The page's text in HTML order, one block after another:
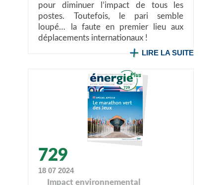
pour diminuer l’impact de tous les
postes. Toutefois, le pari semble
loupé… la faute en premier lieu aux
déplacements internationaux !
LIRE LA SUITE
729
18 07 2024
Impact environnemental